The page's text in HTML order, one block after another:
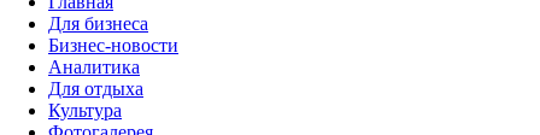
Для бизнеса
Бизнес-новости
Аналитика
Для отдыха
Культура